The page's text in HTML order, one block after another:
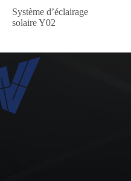
Système d’éclairage
solaire Y02